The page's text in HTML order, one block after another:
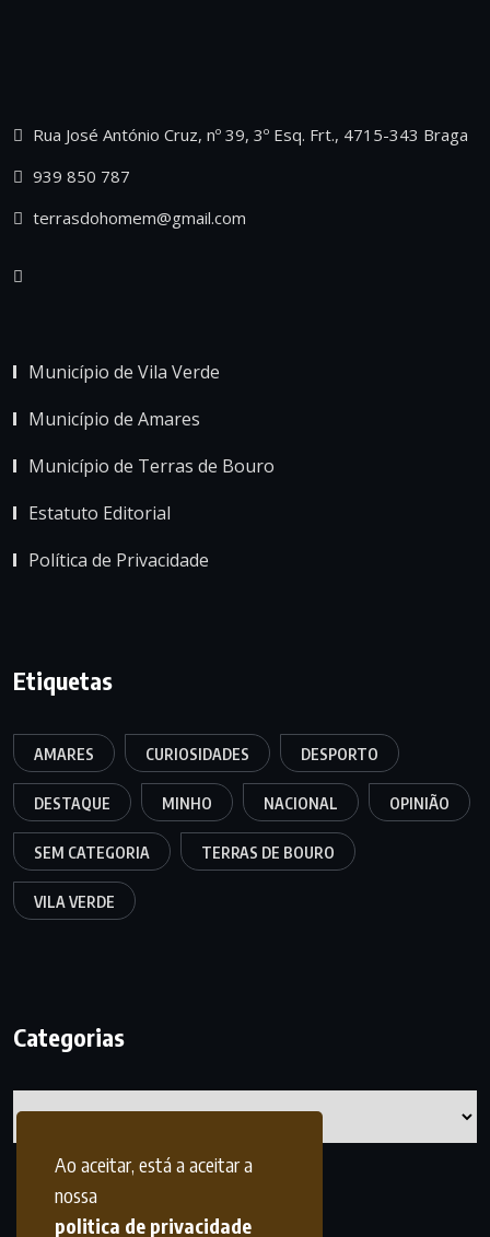
Ao aceitar, está a aceitar a
nossa
politica de privacidade
Rua José António Cruz, nº 39, 3º Esq. Frt., 4715-343 Braga
939 850 787
terrasdohomem@gmail.com
Município de Vila Verde
Município de Amares
Município de Terras de Bouro
Estatuto Editorial
Política de Privacidade
Etiquetas
AMARES CURIOSIDADES DESPORTO
DESTAQUE MINHO NACIONAL OPINIÃO
SEM CATEGORIA TERRAS DE BOURO
VILA VERDE
Categorias